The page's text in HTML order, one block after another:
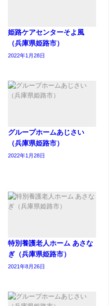
姫路ケアセンターそよ風
（兵庫県姫路市）
2022年1月28日
グループホームあじさい
（兵庫県姫路市）
2022年1月28日
特別養護老人ホーム あさな
ぎ（兵庫県姫路市）
2021年8月26日